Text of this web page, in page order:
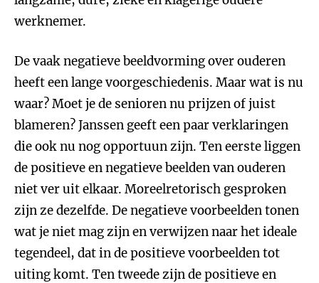
werknemer.
De vaak negatieve beeldvorming over ouderen
heeft een lange voorgeschiedenis. Maar wat is nu
waar? Moet je de senioren nu prijzen of juist
blameren? Janssen geeft een paar verklaringen
die ook nu nog opportuun zijn. Ten eerste liggen
de positieve en negatieve beelden van ouderen
niet ver uit elkaar. Moreelretorisch gesproken
zijn ze dezelfde. De negatieve voorbeelden tonen
wat je niet mag zijn en verwijzen naar het ideale
tegendeel, dat in de positieve voorbeelden tot
uiting komt. Ten tweede zijn de positieve en